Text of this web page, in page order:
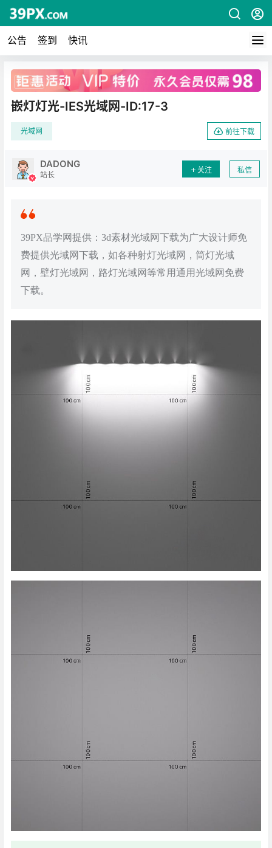
公告 签到 快讯
广告
嵌灯灯光-IES光域网-ID:17-3
光域网 前往下载
DADONG
站长
关注 私信
39PX品学网提供：3d素材光域网下载为广大设计师免
费提供光域网下载，如各种射灯光域网，筒灯光域
网，壁灯光域网，路灯光域网等常用通用光域网免费
下载。